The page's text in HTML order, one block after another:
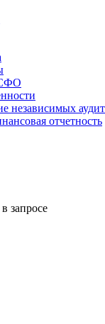
независимых
отчетность
запросе